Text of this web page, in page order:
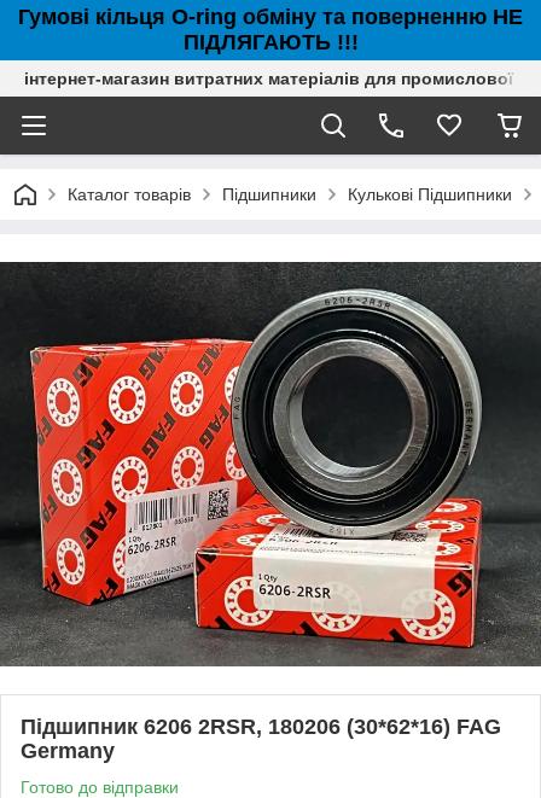
Гумові кільця O-ring обміну та поверненню НЕ
ПІДЛЯГАЮТЬ !!!
інтернет-магазин витратних матеріалів для промислової
Каталог товарів Підшипники Кулькові Підшипники
Підшипник 6206 2RSR, 180206 (30*62*16) FAG
Germany
Готово до відправки